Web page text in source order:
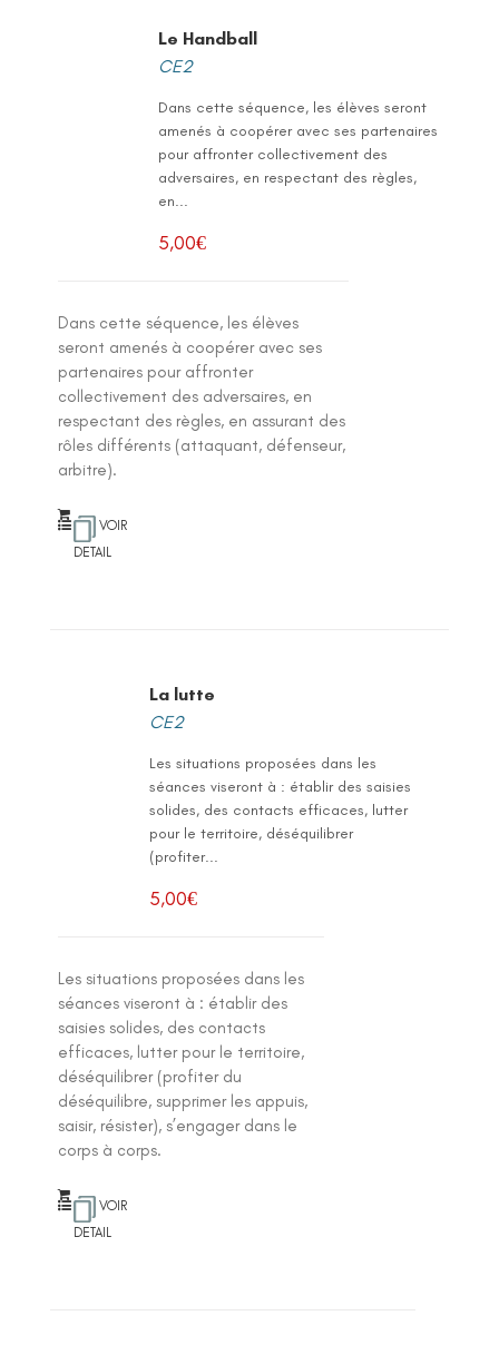
Le Handball
CE2
Dans cette séquence, les élèves seront
amenés à coopérer avec ses partenaires
pour affronter collectivement des
adversaires, en respectant des règles,
en...
5,00€
Dans cette séquence, les élèves
seront amenés à coopérer avec ses
partenaires pour affronter
collectivement des adversaires, en
respectant des règles, en assurant des
rôles différents (attaquant, défenseur,
arbitre).
VOIR
DETAIL
La lutte
CE2
Les situations proposées dans les
séances viseront à : établir des saisies
solides, des contacts efficaces, lutter
pour le territoire, déséquilibrer
(profiter...
5,00€
Les situations proposées dans les
séances viseront à : établir des
saisies solides, des contacts
efficaces, lutter pour le territoire,
déséquilibrer (profiter du
déséquilibre, supprimer les appuis,
saisir, résister), s’engager dans le
corps à corps.
VOIR
DETAIL